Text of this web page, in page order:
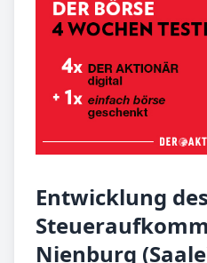
Entwicklung des
Nienburg